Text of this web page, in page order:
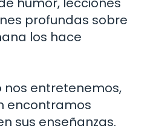
profundas sobre
los hace
nos entretenemos,
encontramos
sus enseñanzas.